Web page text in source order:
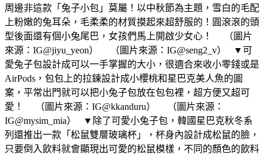
周邊非這款「兔子小包」莫屬！以中秋節為主題，雪白的毛配
上粉嫩的兔耳朵，毛柔柔的材質摸起來超舒服的！圓滾滾的頭
型後面還有個小兔尾巴，女孩們馬上開啟少女心！ （圖片
來源：IG@jiyu_yeon） （圖片來源：IG@seng2_v） ▼可
愛兔子包設計成可以一手掌握的大小，很適合來收小零錢或是
AirPods，包包上的拉鍊設計成小櫻桃和星巴克美人魚的圖
案，平常出門就可以把小兔子包放在包包裡，超方便又超可
愛！ （圖片來源：IG@kkanduru） （圖片來源：
IG@mysim_mia） ▼除了可愛小兔子包，韓國星巴克秋冬系
列還推出一款「松鼠雙層玻璃杯」，杯身內設計成松鼠的臉，
只要倒入飲料就會顯現出可愛的松鼠模樣，不同的顏色的飲料